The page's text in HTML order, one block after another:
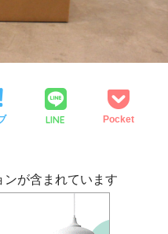
LINE Pocket
が含まれています